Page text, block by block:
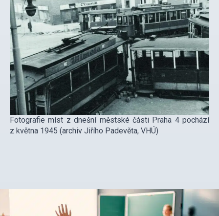
Fotografie míst z dnešní městské části Praha 4 pochází
z května 1945 (archiv Jiřího Padevěta, VHÚ)